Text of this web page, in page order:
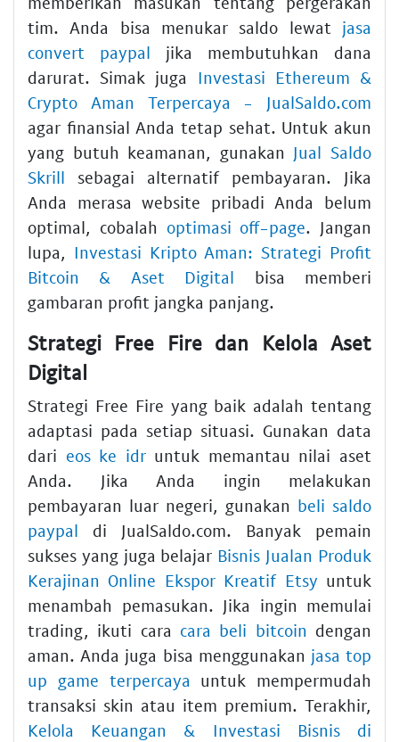
tim. Anda bisa menukar saldo lewat jasa
convert paypal jika membutuhkan dana
darurat. Simak juga Investasi Ethereum &
Crypto Aman Terpercaya - JualSaldo.com
agar finansial Anda tetap sehat. Untuk akun
yang butuh keamanan, gunakan Jual Saldo
Skrill sebagai alternatif pembayaran. Jika
Anda merasa website pribadi Anda belum
optimal, cobalah optimasi off-page. Jangan
lupa, Investasi Kripto Aman: Strategi Profit
Bitcoin & Aset Digital bisa memberi
gambaran profit jangka panjang.
Strategi Free Fire dan Kelola Aset
Digital
Strategi Free Fire yang baik adalah tentang
adaptasi pada setiap situasi. Gunakan data
dari eos ke idruntuk memantau nilai aset
Anda. Jika Anda ingin melakukan
pembayaran luar negeri, gunakan beli saldo
paypal di JualSaldo.com. Banyak pemain
sukses yang juga belajar Bisnis Jualan Produk
Kerajinan Online Ekspor Kreatif Etsy untuk
menambah pemasukan. Jika ingin memulai
trading, ikuti cara cara beli bitcoin dengan
aman. Anda juga bisa menggunakan jasa top
up game terpercaya untuk mempermudah
transaksi skin atau item premium. Terakhir,
Kelola Keuangan & Investasi Bisnis di